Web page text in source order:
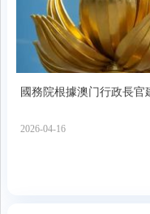
國務院根據澳门行政長
2026-04-16